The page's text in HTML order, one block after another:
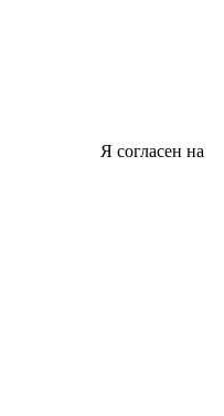
Я согласен на